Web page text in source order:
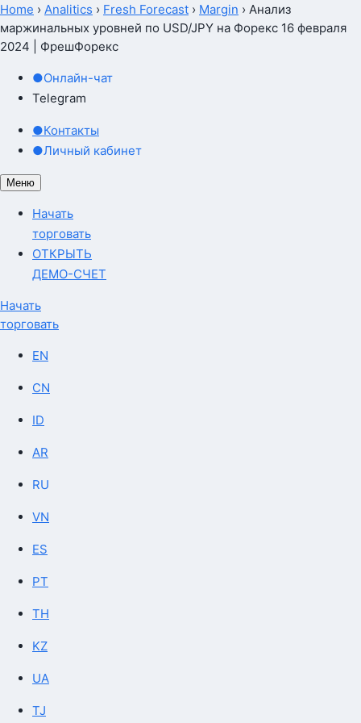
Home › Analitics › Fresh Forecast › Margin › Анализ
маржинальных уровней по USD/JPY на Форекс 16 февраля
2024 | ФрешФорекс
●Онлайн-чат
Telegram
●Контакты
●Личный кабинет
Меню
Начать
торговать
ОТКРЫТЬ
ДЕМО-СЧЕТ
Начать
торговать
EN
CN
ID
AR
RU
VN
ES
PT
TH
KZ
UA
TJ